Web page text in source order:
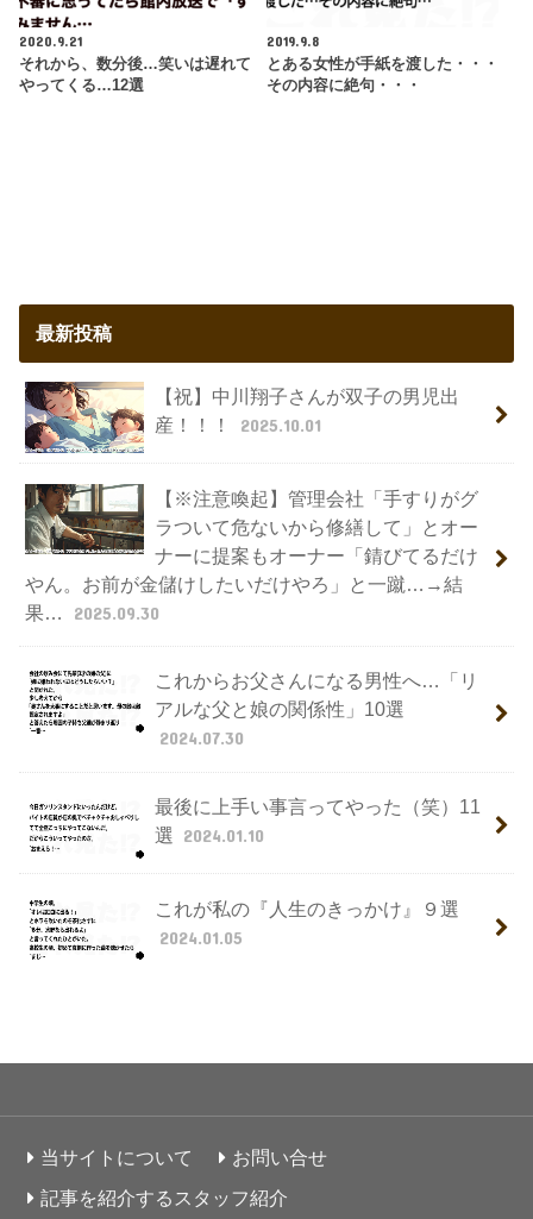
2020.9.21
それから、数分後…笑いは遅れて
やってくる…12選
2019.9.8
とある女性が手紙を渡した・・・
その内容に絶句・・・
最新投稿
【祝】中川翔子さんが双子の男児出
産！！！
2025.10.01
【※注意喚起】管理会社「手すりがグ
ラついて危ないから修繕して」とオー
ナーに提案もオーナー「錆びてるだけ
やん。お前が金儲けしたいだけやろ」と一蹴…→結
果…
2025.09.30
これからお父さんになる男性へ…「リ
アルな父と娘の関係性」10選
2024.07.30
最後に上手い事言ってやった（笑）11
選 2024.01.10
これが私の『人生のきっかけ』９選
2024.01.05
当サイトについて
お問い合せ
記事を紹介するスタッフ紹介